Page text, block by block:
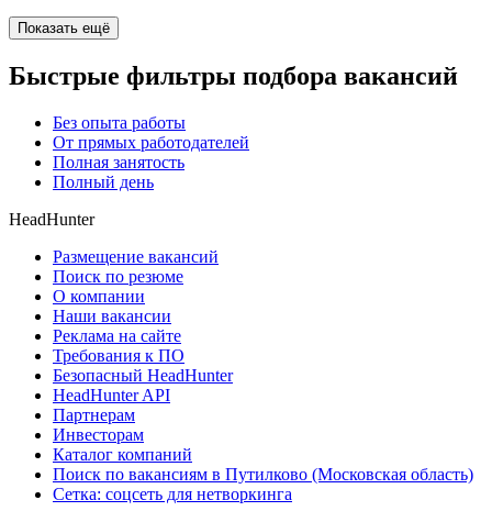
Показать ещё
Быстрые фильтры подбора вакансий
Без опыта работы
От прямых работодателей
Полная занятость
Полный день
HeadHunter
Размещение вакансий
Поиск по резюме
О компании
Наши вакансии
Реклама на сайте
Требования к ПО
Безопасный HeadHunter
HeadHunter API
Партнерам
Инвесторам
Каталог компаний
Поиск по вакансиям в Путилково (Московская область)
Сетка: соцсеть для нетворкинга